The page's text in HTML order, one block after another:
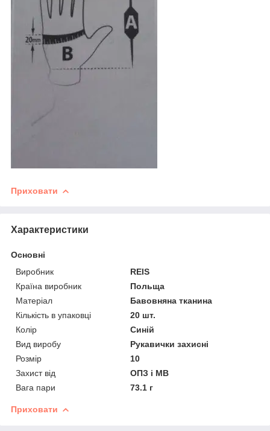
Приховати
Характеристики
Основні
Виробник
REIS
Країна виробник
Польща
Матеріал
Бавовняна тканина
Кількість в упаковці
20 шт.
Колір
Синій
Вид виробу
Рукавички захисні
Розмір
10
Захист від
ОПЗ і МВ
Вага пари
73.1 г
Приховати